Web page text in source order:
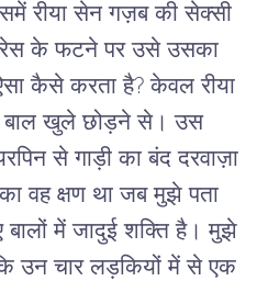
रीया सेन गज़ब की सेक्सी
के फटने पर उसे उसका
कैसे करता है? केवल रीया
खुले छोड़ने से। उस
से गाड़ी का बंद दरवाज़ा
का वह क्षण था जब मुझे पता
में जादुई शक्ति है। मुझे
उन चार लड़कियों में से एक